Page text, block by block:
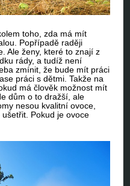
toho, zda má mít
Popřípadě raději
Ale ženy, které to znají z
rády, a tudíž není
zmínit, že bude mít práci
práci s dětmi. Takže na
má člověk možnost mít
dům o to dražší, ale
nesou kvalitní ovoce,
Pokud je ovoce